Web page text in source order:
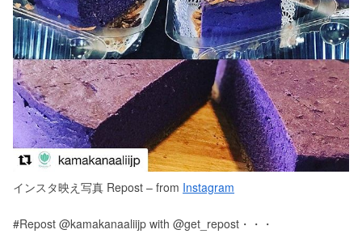
インスタ映え写真 Repost – from Instagram
#Repost @kamakanaaliijp with @get_repost・・・